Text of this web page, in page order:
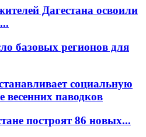
Дагестана освоили
базовых регионов для
социальную
весенних паводков
построят 86 новых...